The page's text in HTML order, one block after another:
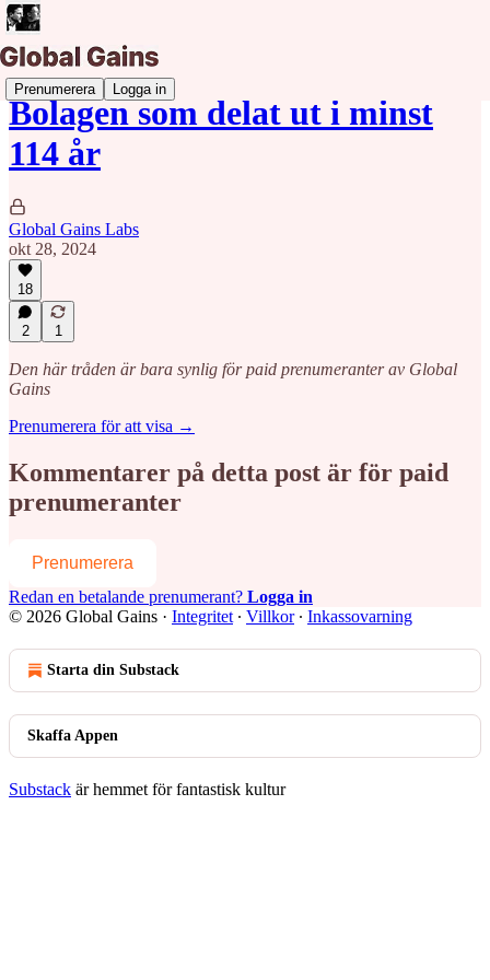
Prenumerera Logga in
Bolagen som delat ut i minst
114 år
Global Gains Labs
okt 28, 2024
18
2 1
Den här tråden är bara synlig för paid prenumeranter av Global
Gains
Prenumerera för att visa →
Kommentarer på detta post är för paid
prenumeranter
Prenumerera
Redan en betalande prenumerant? Logga in
© 2026 Global Gains · Integritet ∙ Villkor∙ Inkassovarning
Starta din Substack
Skaffa Appen
Substack är hemmet för fantastisk kultur